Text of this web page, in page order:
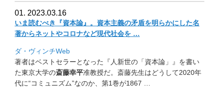
01. 2023.03.16
いま読むべき『資本論』。 資本主義の矛盾を明らかにした名
著からネットやコロナなど現代社会を …
ダ・ヴィンチWeb
著者はベストセラーとなった『人新世の「資本論」』 を書い
た東京大学の斎藤幸平准教授だ。 斎藤先生はどうして2020年
代に“コミュニズム”なのか、 第1巻が1867 …